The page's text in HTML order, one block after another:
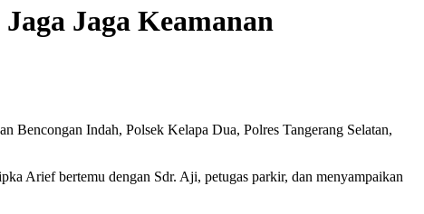
Jaga Keamanan
Bencongan Indah, Polsek Kelapa Dua, Polres Tangerang Selatan,
Arief bertemu dengan Sdr. Aji, petugas parkir, dan menyampaikan